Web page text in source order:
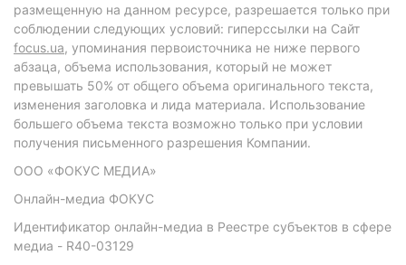
размещенную на данном ресурсе, разрешается только при
соблюдении следующих условий: гиперссылки на Сайт
focus.ua, упоминания первоисточника не ниже первого
абзаца, объема использования, который не может
превышать 50% от общего объема оригинального текста,
изменения заголовка и лида материала. Использование
большего объема текста возможно только при условии
получения письменного разрешения Компании.
ООО «ФОКУС МЕДИА»
Онлайн-медиа ФОКУС
Идентификатор онлайн-медиа в Реестре субъектов в сфере
медиа - R40-03129